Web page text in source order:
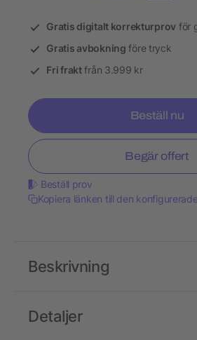
Gratis digitalt korrekturprov för
Gratis avbokning före tryck
Fri fraktfrån 3.999 kr
Beställ nu
Begär offert
Beställ prov
Kopiera länken till den
Detaljer
Beskrivning